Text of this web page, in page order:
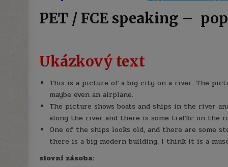
PET / FCE speaking –
Ukázkový text
This is a picture of a big city on a river. The
maybe even an airplane.
The picture shows boats and ships in the river
along the river and there is some traffic on the
One of the ships looks old, and there are some
there is a big modern building. I think it is a
slovní zásoba: